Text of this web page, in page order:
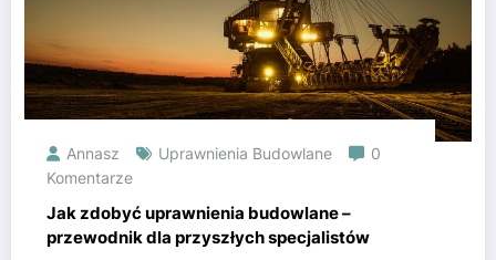
Annasz Uprawnienia Budowlane
0
Komentarze
Jak zdobyć uprawnienia budowlane –
przewodnik dla przyszłych specjalistów